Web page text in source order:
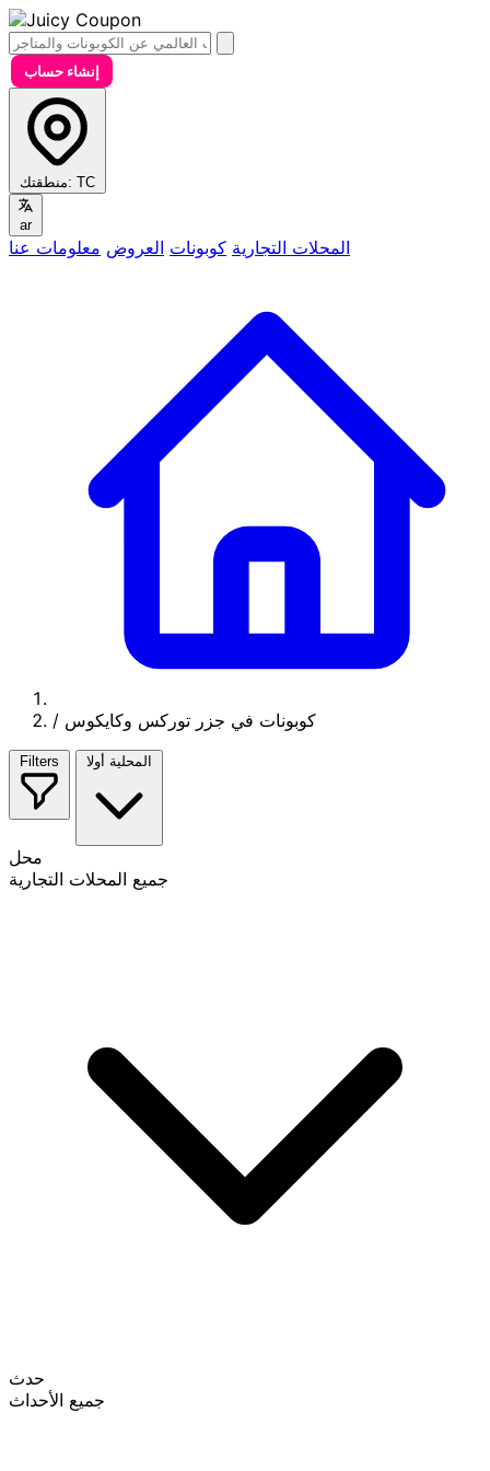
إنشاء حساب
منطقتك: TC
ar
المحلات التجارية كوبونات العروض معلومات عنا
/ كوبونات في جزر توركس وكايكوس
Filters المحلية أولا
محل
جميع المحلات التجارية
حدث
جميع الأحداث